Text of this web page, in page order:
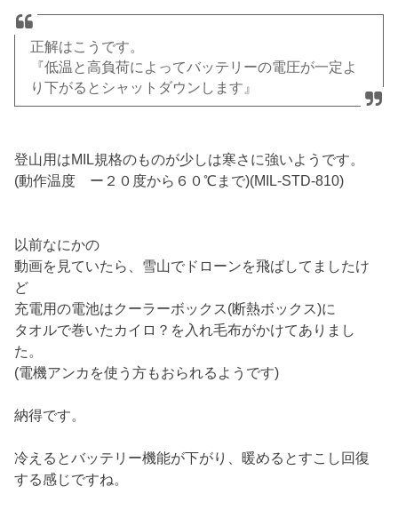
正解はこうです。
『低温と高負荷によってバッテリーの電圧が一定よ
り下がるとシャットダウンします』
登山用はMIL規格のものが少しは寒さに強いようです。
(動作温度 ー２０度から６０℃まで)(MIL-STD-810)
以前なにかの
動画を見ていたら、雪山でドローンを飛ばしてましたけ
ど
充電用の電池はクーラーボックス(断熱ボックス)に
タオルで巻いたカイロ？を入れ毛布がかけてありまし
た。
(電機アンカを使う方もおられるようです)
納得です。
冷えるとバッテリー機能が下がり、暖めるとすこし回復
する感じですね。